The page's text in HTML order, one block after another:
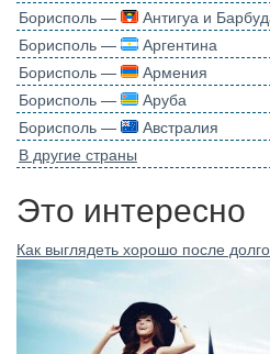
Борисполь —
Антигуа и
Борисполь —
Аргентина
Борисполь —
Армения
Борисполь —
Аруба
Борисполь —
Австралия
В другие страны
Это интересно
Как выглядеть хорошо после